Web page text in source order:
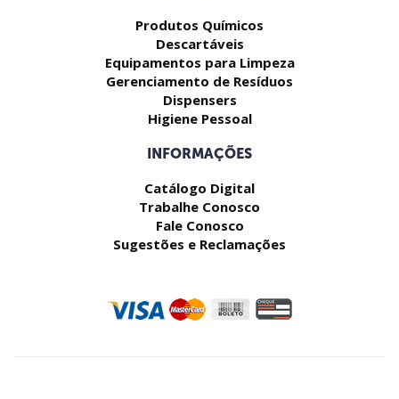
Produtos Químicos
Descartáveis
Equipamentos para Limpeza
Gerenciamento de Resíduos
Dispensers
Higiene Pessoal
INFORMAÇÕES
Catálogo Digital
Trabalhe Conosco
Fale Conosco
Sugestões e Reclamações